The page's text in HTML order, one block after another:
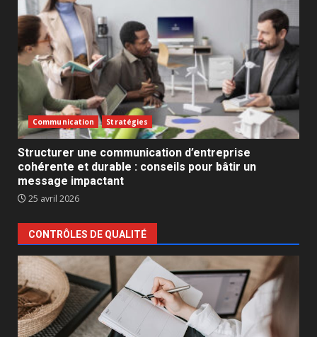
Communication Stratégies
Structurer une communication d’entreprise
cohérente et durable : conseils pour bâtir un
message impactant
25 avril 2026
CONTRÔLES DE QUALITÉ